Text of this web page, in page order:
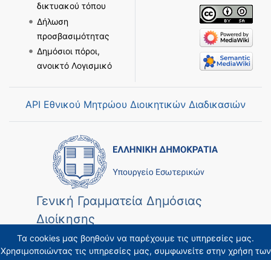
Τα cookies μας βοηθούν να παρέχουμε τις υπηρεσίες μας.
Χρησιμοποιώντας τις υπηρεσίες μας, συμφωνείτε στην χρήση των
δικτυακού τόπου
Δήλωση
προσβασιμότητας
Δημόσιοι πόροι,
ανοικτό Λογισμικό
API Εθνικού Μητρώου Διοικητικών Διαδικασιών
Γενική Γραμματεία Δημόσιας
Διοίκησης